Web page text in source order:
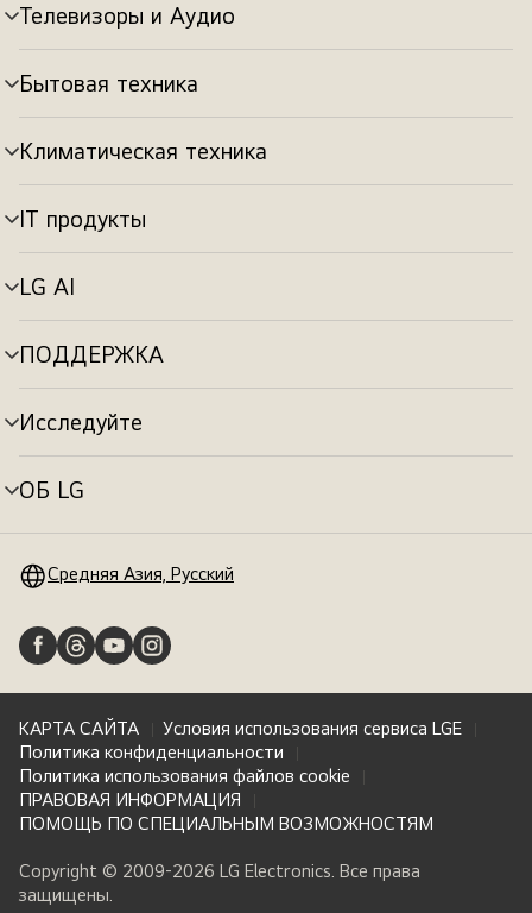
Телевизоры и Аудио
Переключатель
меню
Бытовая техника
Переключатель
меню
Климатическая техника
Переключатель
меню
IT продукты
Переключатель
меню
LG AI
Переключатель
меню
ПОДДЕРЖКА
Переключатель
меню
Исследуйте
Переключатель
меню
ОБ LG
Переключатель
Средняя Азия, Русский
КАРТА САЙТА
Условия использования сервиса LGE
Политика конфиденциальности
Политика использования файлов cookie
ПРАВОВАЯ ИНФОРМАЦИЯ
ПОМОЩЬ ПО СПЕЦИАЛЬНЫМ ВОЗМОЖНОСТЯМ
Copyright © 2009-2026 LG Electronics. Все права
защищены.